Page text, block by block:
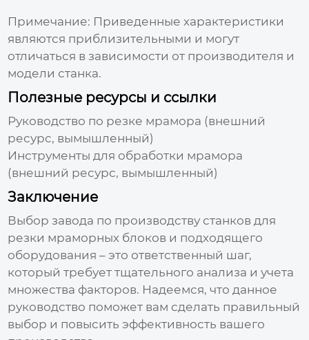
Примечание: Приведенные характеристики
являются приблизительными и могут
отличаться в зависимости от производителя и
модели станка.
Полезные ресурсы и ссылки
Руководство по резке мрамора (внешний
ресурс, вымышленный)
Инструменты для обработки мрамора
(внешний ресурс, вымышленный)
Заключение
Выборзавода по производству станков для
резки мраморных блоков и подходящего
оборудования – это ответственный шаг,
который требует тщательного анализа и учета
множества факторов. Надеемся, что данное
руководство поможет вам сделать правильный
выбор и повысить эффективность вашего